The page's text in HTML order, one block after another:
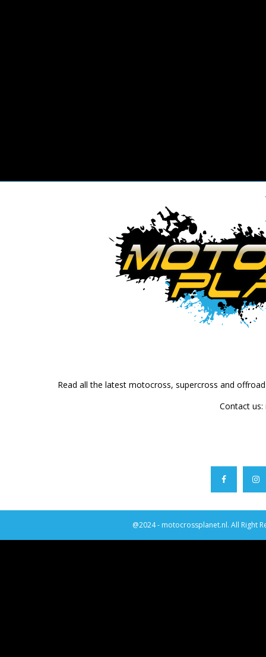
Read all the latest motocross, supercross and
Contact us:
@2024 - motocrossplanet.nl. All Right